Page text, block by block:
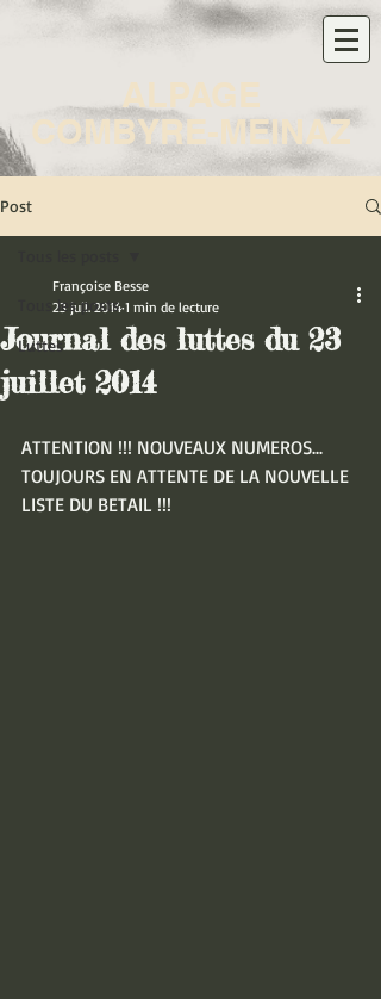
ALPAGE
COMBYRE-MEINAZ
Post
Tous les posts
Luttes
Journal des luttes du 23
juillet 2014
Françoise Besse
23 juil. 2014 1 min de lecture
ATTENTION !!! NOUVEAUX NUMEROS...
TOUJOURS EN ATTENTE DE LA NOUVELLE
LISTE DU BETAIL !!!